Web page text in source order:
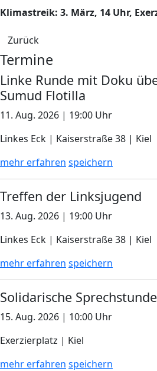
Klimastreik: 3. März, 14 Uhr,
Zurück
Termine
Linke Runde mit Doku
Sumud Flotilla
11. Aug. 2026 | 19:00 Uhr
Linkes Eck | Kaiserstraße 38 | Kiel
mehr erfahren speichern
Treffen der Linksjugend
13. Aug. 2026 | 19:00 Uhr
Linkes Eck | Kaiserstraße 38 | Kiel
mehr erfahren speichern
Solidarische Sprechstunde
15. Aug. 2026 | 10:00 Uhr
Exerzierplatz | Kiel
mehr erfahren speichern